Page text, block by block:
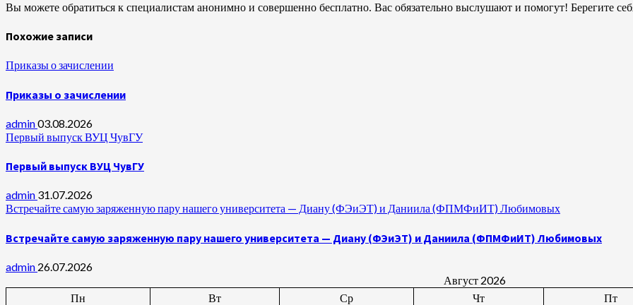
Вы можете обратиться к специалистам анонимно и совершенно бесплатно. Вас обязательно выслушают и помогут! Берегите
Похожие записи
Приказы о зачислении
Приказы о зачислении
admin03.08.2026
Первый выпуск ВУЦ ЧувГУ
Первый выпуск ВУЦ ЧувГУ
admin 31.07.2026
Встречайте самую заряженную пару нашего университета — Диану (ФЭиЭТ) и Даниила (ФПМФиИТ) Любимовых
Встречайте самую заряженную пару нашего университета — Диану (ФЭиЭТ) и Даниила (ФПМФиИТ) Любимовых
admin 26.07.2026
Август 2026
Пн
Вт Ср Чт Пт